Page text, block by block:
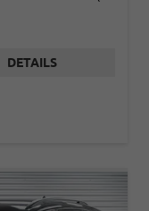
DETAILS